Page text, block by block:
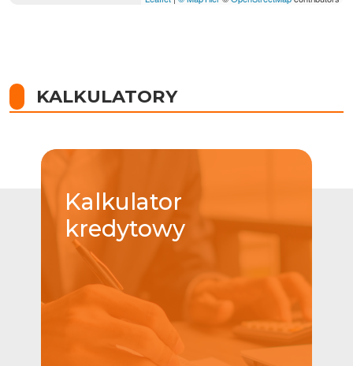
KALKULATORY
Kalkulator
kredytowy